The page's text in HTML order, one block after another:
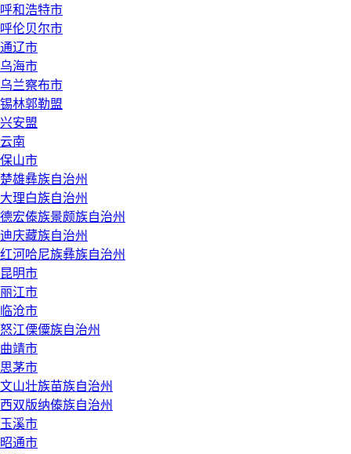
呼和浩特市
呼伦贝尔市
通辽市
乌海市
乌兰察布市
锡林郭勒盟
兴安盟
云南
保山市
楚雄彝族自治州
大理白族自治州
德宏傣族景颇族自治州
迪庆藏族自治州
红河哈尼族彝族自治州
昆明市
丽江市
临沧市
怒江傈僳族自治州
曲靖市
思茅市
文山壮族苗族自治州
西双版纳傣族自治州
玉溪市
昭通市